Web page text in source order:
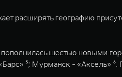
расширять географию
пополнилась шестью новыми
⁵; Мурманск - «Аксель»